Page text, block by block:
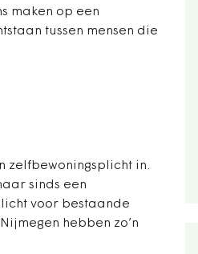
maken op een
tussen mensen die
zelfbewoningsplicht in.
sinds een
voor bestaande
hebben zo’n